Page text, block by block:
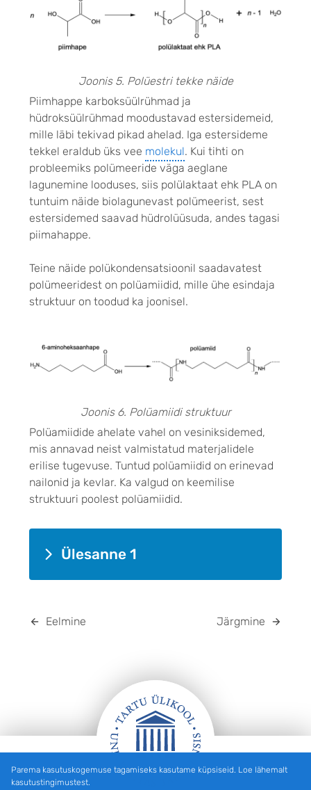
Joonis 5. Polüestri tekke näide
Piimhappe karboksüülrühmad ja
hüdroksüülrühmad moodustavad estersidemeid,
mille läbi tekivad pikad ahelad. Iga estersideme
tekkel eraldub üks vee molekul. Kui tihti on
probleemiks polümeeride väga aeglane
lagunemine looduses, siis polülaktaat ehk PLA on
tuntuim näide biolagunevast polümeerist, sest
estersidemed saavad hüdrolüüsuda, andes tagasi
piimahappe.
Teine näide polükondensatsioonil saadavatest
polümeeridest on polüamiidid, mille ühe esindaja
struktuur on toodud ka joonisel.
Joonis 6. Polüamiidi struktuur
Polüamiidide ahelate vahel on vesiniksidemed,
mis annavad neist valmistatud materjalidele
erilise tugevuse. Tuntud polüamiidid on erinevad
nailonid ja kevlar. Ka valgud on keemilise
struktuuri poolest polüamiidid.
Ülesanne 1
Eelmine Järgmine
JALUS
Parema kasutuskogemuse tagamiseks kasutame küpsiseid. Loe lähemalt
kasutustingimustest.